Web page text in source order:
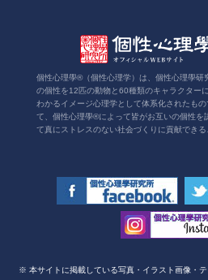
個性心理學®（個性心理学）は、個性心理學研
の個性を12匹の動物と60種類のキャラクター
わかるイメージ心理学として体系化されたも
て、個性心理學®によって皆がお互いの個性を
て真にストレスのない社会づくりに貢献できる
※ 本サイトに掲載している写真・イラスト画像・